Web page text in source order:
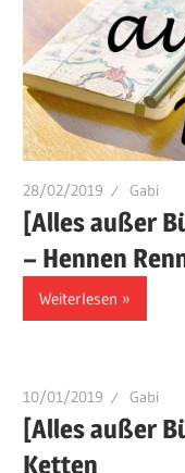
28/02/2019 Gabi
[Alles außer
– Hennen
Weiterlesen
10/01/2019 Gabi
[Alles außer
Ketten